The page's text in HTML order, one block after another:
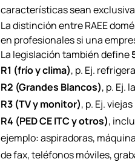
características sean
La distinción entre RAEE
en profesionales si una
La legislación también define
R1 (frío y clima), p. Ej.
R2 (Grandes Blancos), p. Ej.
R3 (TV y monitor), p. Ej.
R4 (PED CE ITC y otros),
ejemplo: aspiradoras,
de fax, teléfonos móviles,